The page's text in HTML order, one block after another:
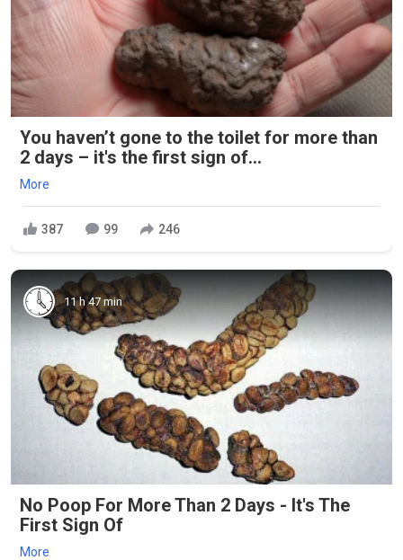
You haven’t gone to the toilet for more than
2 days – it's the first sign of...
More
387 99 246
11 h 47 min
No Poop For More Than 2 Days - It's The
First Sign Of
More